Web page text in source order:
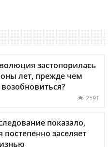
застопорилась
лет, прежде чем
2591
показало,
постепенно заселяет